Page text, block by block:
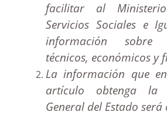
facilitar al
Servicios Sociales e
información sobre
técnicos, económicos y
La información que
artículo obtenga la
General del Estado